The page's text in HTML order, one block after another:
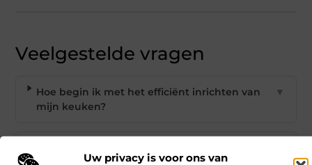
Uw privacy is voor ons van
Veelgestelde vragen
Hoe begin ik met het efficiënt inrichten van
mijn keuken?
▼
nodig heb te vinden in de keuken?